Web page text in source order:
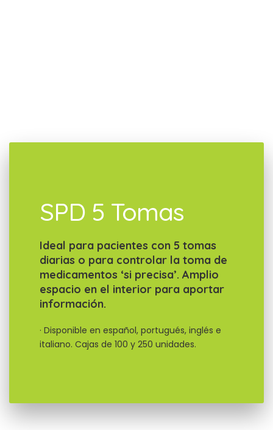
SPD 5 Tomas
Ideal para pacientes con 5 tomas
diarias o para controlar la toma de
medicamentos ‘si precisa’. Amplio
espacio en el interior para aportar
información.
· Disponible en español, portugués, inglés e
italiano. Cajas de 100 y 250 unidades.